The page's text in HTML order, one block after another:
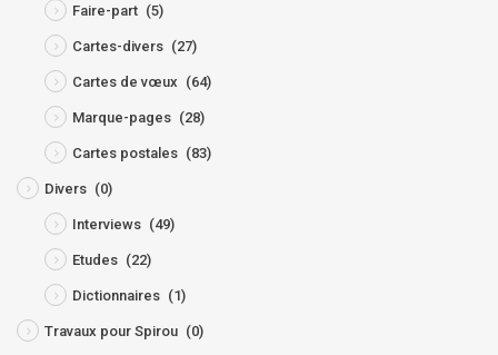
Faire-part (5)
Cartes-divers (27)
Cartes de vœux (64)
Marque-pages (28)
Cartes postales (83)
Divers (0)
Interviews (49)
Etudes (22)
Dictionnaires (1)
Travaux pour Spirou (0)